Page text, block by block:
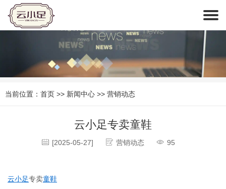
当前位置： 首页 >> 新闻中心 >> 营销动态
‌云小足专卖童鞋
[2025-05-27] 营销动态 95
‌云小足专卖童鞋